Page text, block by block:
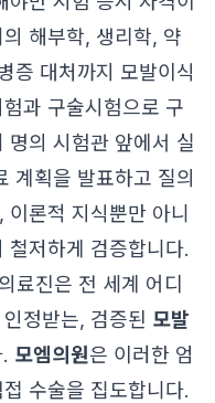
해부학, 생리학, 약
증 대처까지 모발이식
과 구술시험으로 구
명의 시험관 앞에서 실
계획을 발표하고 질의
론적 지식뿐만 아니
철저하게 검증합니다.
료진은 전 세계 어디
정받는, 검증된 모발
모엠의원은 이러한 엄
수술을 집도합니다.